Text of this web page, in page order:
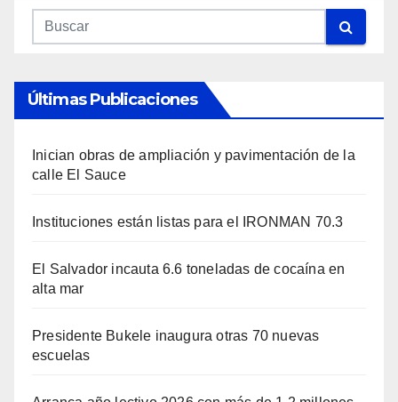
Últimas Publicaciones
Inician obras de ampliación y pavimentación de la
calle El Sauce
Instituciones están listas para el IRONMAN 70.3
El Salvador incauta 6.6 toneladas de cocaína en
alta mar
Presidente Bukele inaugura otras 70 nuevas
escuelas